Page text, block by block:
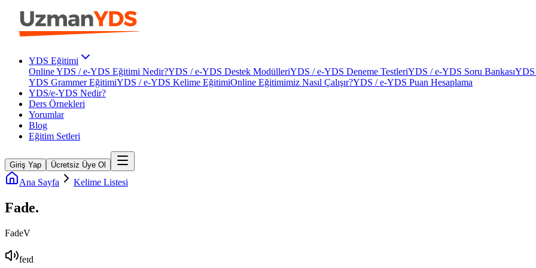
YDS Eğitimi
Online YDS / e-YDS Eğitimi Nedir?YDS / e-YDS Destek ModülleriYDS / e-YDS Deneme TestleriYDS / e-YDS Soru BankasıYDS
YDS Grammer EğitimiYDS / e-YDS Kelime EğitimiOnline Eğitimimiz Nasıl Çalışır?YDS / e-YDS Puan Hesaplama
YDS/e-YDS Nedir?
Ders Örnekleri
Yorumlar
Blog
Eğitim Setleri
Giriş Yap Ücretsiz Üye Ol
Ana Sayfa Kelime Listesi
Fade.
FadeV
feɪd